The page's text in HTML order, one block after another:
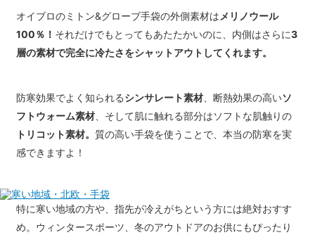
オイブロのミトン&グローブ手袋の外側素材は メリノウール
100％！ それだけでもとってもあたたかいのに、内側はさらに3
層の素材で完全に冷たさをシャットアウトしてくれます。
防寒効果でよく知られるシンサレート素材 、断熱効果の高いソ
フトウォーム素材 、そして肌に触れる部分はソフトな肌触りの
トリコット素材。 質の高い手袋を使うことで、本当の防寒を実
感できますよ！
特に寒い地域の方や、指先が冷えがちという方には絶対おすす
め。ウィンタースポーツ、冬のアウトドアのお供にもぴったり